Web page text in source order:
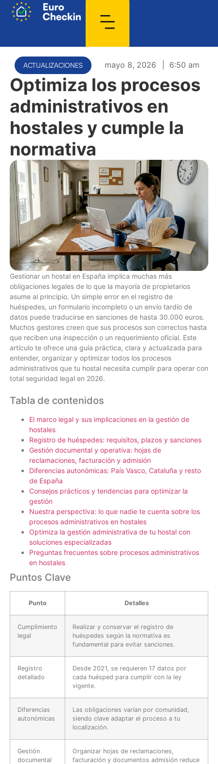
ACTUALIZACIONES mayo 8, 2026 6:50 am
Optimiza los procesos
administrativos en
hostales y cumple la
normativa
Gestionar un hostal en España implica muchas más
obligaciones legales de lo que la mayoría de propietarios
asume al principio. Un simple error en el registro de
huéspedes, un formulario incompleto o un envío tardío de
datos puede traducirse en sanciones de hasta 30.000 euros.
Muchos gestores creen que sus procesos son correctos hasta
que reciben una inspección o un requerimiento oficial. Este
artículo te ofrece una guía práctica, clara y actualizada para
entender, organizar y optimizar todos los procesos
administrativos que tu hostal necesita cumplir para operar con
total seguridad legal en 2026.
Tabla de contenidos
El marco legal y sus implicaciones en la gestión de
hostales
Registro de huéspedes: requisitos, plazos y sanciones
Gestión documental y operativa: hojas de
reclamaciones, facturación y admisión
Diferencias autonómicas: País Vasco, Cataluña y resto
de España
Consejos prácticos y tendencias para optimizar la
gestión
Nuestra perspectiva: lo que nadie te cuenta sobre los
procesos administrativos en hostales
Optimiza la gestión administrativa de tu hostal con
soluciones especializadas
Preguntas frecuentes sobre procesos administrativos
en hostales
Puntos Clave
Punto Detalles
Cumplimiento
legal
Realizar y conservar el registro de
huéspedes según la normativa es
fundamental para evitar sanciones.
Registro
detallado
Desde 2021, se requieren 17 datos por
cada huésped para cumplir con la ley
vigente.
Diferencias
autonómicas
Las obligaciones varían por comunidad,
siendo clave adaptar el proceso a tu
localización.
Gestión
documental
Organizar hojas de reclamaciones,
facturación y documentos admisión reduce